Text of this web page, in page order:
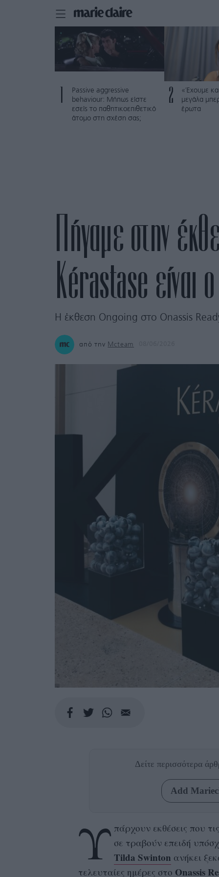
Passive aggressive
behaviour: Μήπως είστε
εσείς το παθητικοεπιθετικό
άτομο στη σχέση σας;
2
«Έχουμε
μεγάλα
έρωτα
Πήγαμε στην
Kérastase είναι
Η έκθεση Ongoing στο Onassis
από την Mcteam
Δείτε περισσότερα
Add
Υ πάρχουν εκθέσεις που
σε τραβούν επειδή
Tilda Swinton ανήκει
τελευταίες ημέρες στο Onassis